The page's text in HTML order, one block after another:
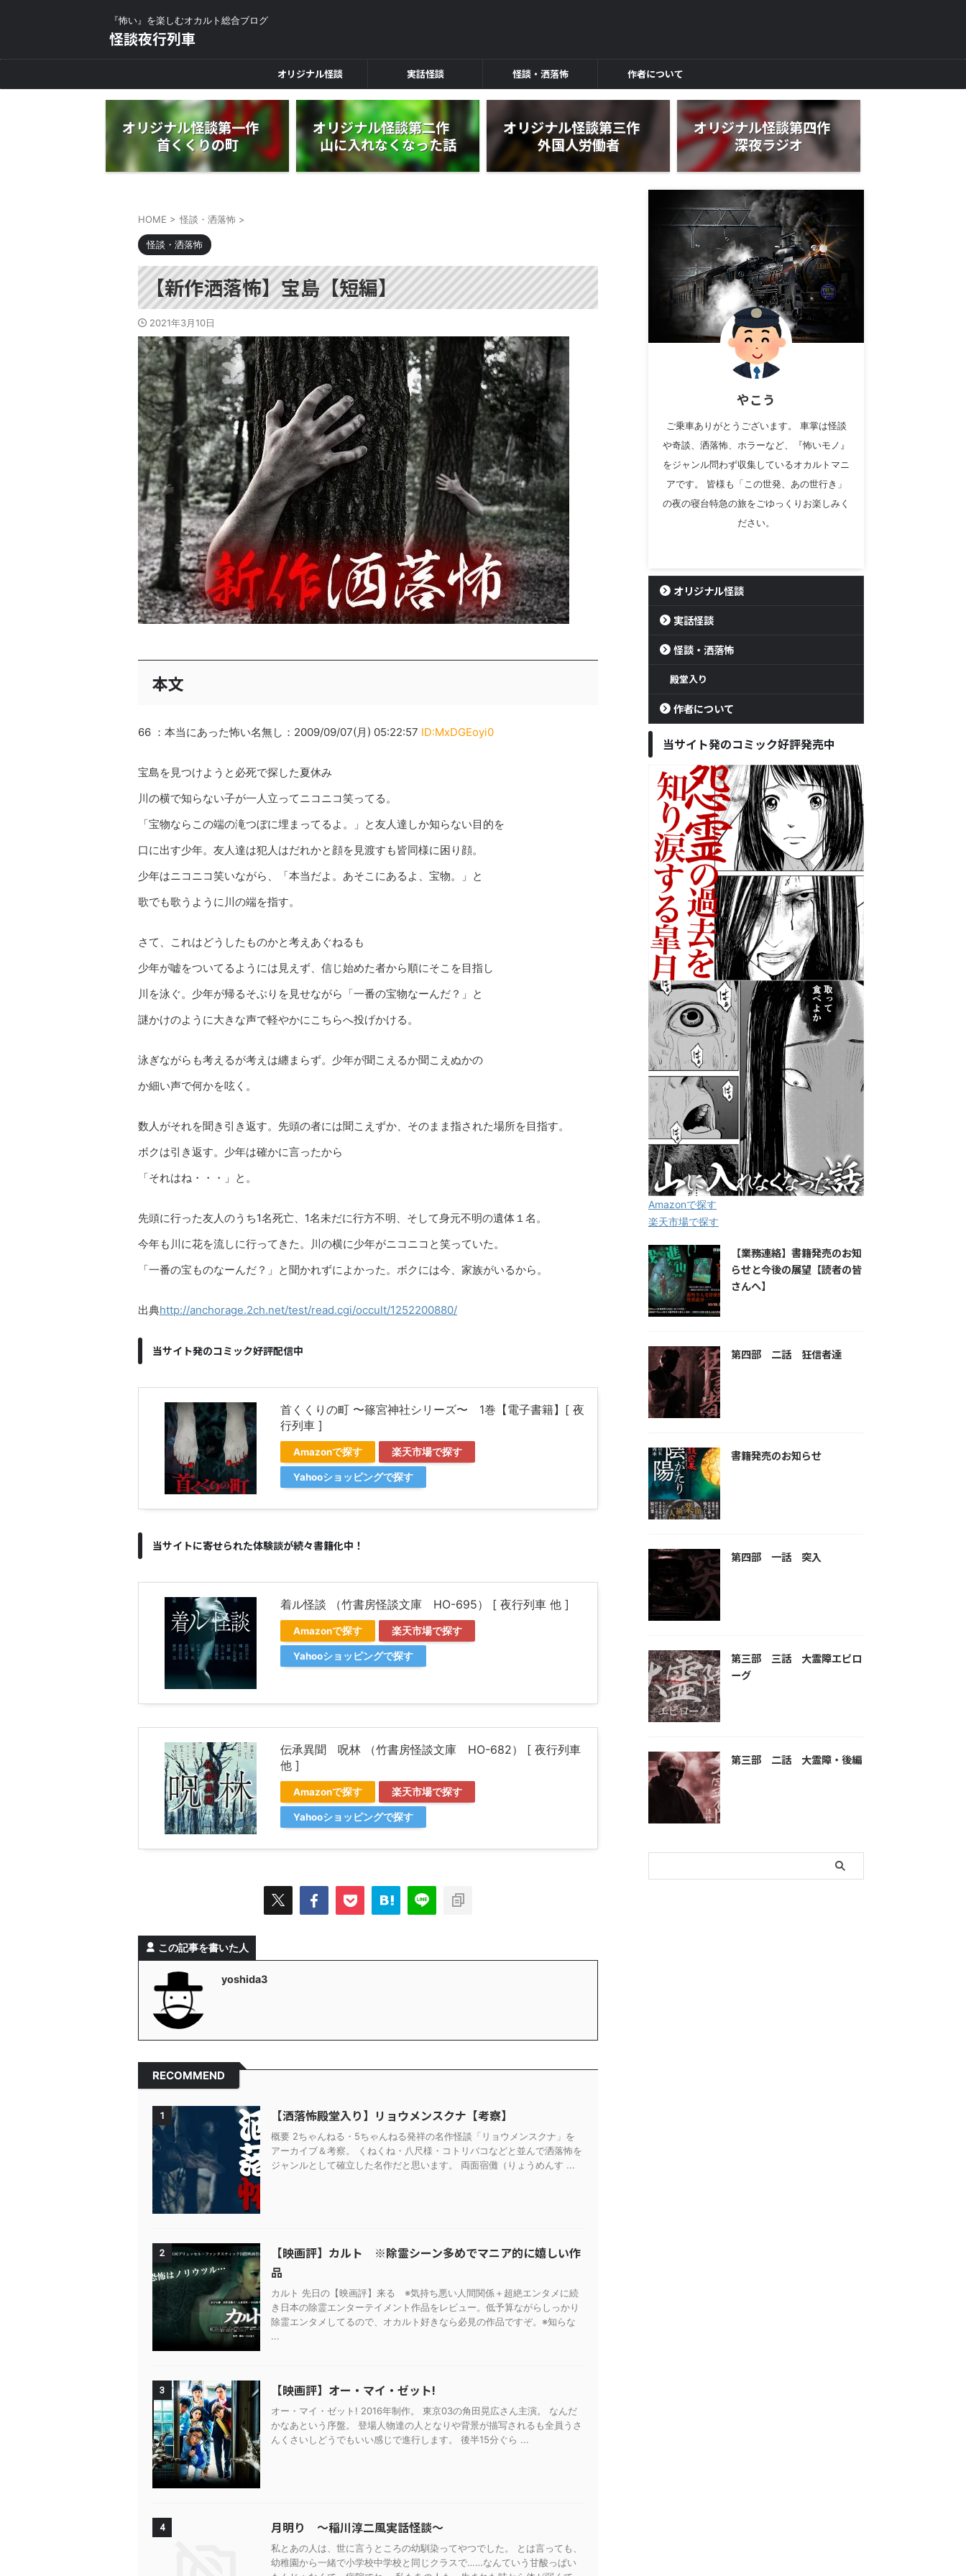
『怖い』を楽しむオカルト総合ブログ
怪談夜行列車
オリジナル怪談 実話怪談 怪談・洒落怖 作者について
オリジナル怪談第一作
首くくりの町
オリジナル怪談第二作
山に入れなくなった話
オリジナル怪談第三作
外国人労働者
オリジナル怪談第四作
深夜ラジオ
HOME > 怪談・洒落怖 >
怪談・洒落怖
【新作洒落怖】宝島【短編】
2021年3月10日
本文
66 ：本当にあった怖い名無し：2009/09/07(月) 05:22:57 ID:MxDGEoyi0
宝島を見つけようと必死で探した夏休み
川の横で知らない子が一人立ってニコニコ笑ってる。
「宝物ならこの端の滝つぼに埋まってるよ。」と友人達しか知らない目的を
口に出す少年。友人達は犯人はだれかと顔を見渡すも皆同様に困り顔。
少年はニコニコ笑いながら、「本当だよ。あそこにあるよ、宝物。」と
歌でも歌うように川の端を指す。
さて、これはどうしたものかと考えあぐねるも
少年が嘘をついてるようには見えず、信じ始めた者から順にそこを目指し
川を泳ぐ。少年が帰るそぶりを見せながら「一番の宝物なーんだ？」と
謎かけのように大きな声で軽やかにこちらへ投げかける。
泳ぎながらも考えるが考えは纏まらず。少年が聞こえるか聞こえぬかの
か細い声で何かを呟く。
数人がそれを聞き引き返す。先頭の者には聞こえずか、そのまま指された場所を目指す。
ボクは引き返す。少年は確かに言ったから
「それはね・・・」と。
先頭に行った友人のうち1名死亡、1名未だに行方不明、そして身元不明の遺体１名。
今年も川に花を流しに行ってきた。川の横に少年がニコニコと笑っていた。
「一番の宝ものなーんだ？」と聞かれずによかった。ボクには今、家族がいるから。
出典http://anchorage.2ch.net/test/read.cgi/occult/1252200880/
当サイト発のコミック好評配信中
首くくりの町 〜篠宮神社シリーズ〜 1巻【電子書籍】[ 夜
行列車 ]
Amazonで探す 楽天市場で探す
Yahooショッピングで探す
当サイトに寄せられた体験談が続々書籍化中！
着ル怪談 （竹書房怪談文庫 HO-695） [ 夜行列車 他 ]
Amazonで探す 楽天市場で探す
Yahooショッピングで探す
伝承異聞 呪林 （竹書房怪談文庫 HO-682） [ 夜行列車
他 ]
Amazonで探す 楽天市場で探す
Yahooショッピングで探す
この記事を書いた人
yoshida3
RECOMMEND
1 【洒落怖殿堂入り】リョウメンスクナ【考察】
概要 2ちゃんねる・5ちゃんねる発祥の名作怪談「リョウメンスクナ」を
アーカイブ＆考察。 くねくね・八尺様・コトリバコなどと並んで洒落怖を
ジャンルとして確立した名作だと思います。 両面宿儺（りょうめんす ...
2
【映画評】カルト ※除霊シーン多めでマニア的に嬉しい作
品
カルト 先日の【映画評】来る ※気持ち悪い人間関係＋超絶エンタメに続
き日本の除霊エンターテイメント作品をレビュー。低予算ながらしっかり
除霊エンタメしてるので、オカルト好きなら必見の作品ですぞ。※知らな
...
3 【映画評】オー・マイ・ゼット!
オー・マイ・ゼット! 2016年制作。 東京03の角田晃広さん主演。 なんだ
かなあという序盤。 登場人物達の人となりや背景が描写されるも全員うさ
んくさいしどうでもいい感じで進行します。 後半15分ぐら ...
4 月明り ～稲川淳二風実話怪談～
私とあの人は、世に言うところの幼馴染ってやつでした。 とは言っても、
幼稚園から一緒で小学校中学校と同じクラスで……なんていう甘酸っぱい
やこう
ご乗車ありがとうございます。 車掌は怪談
や奇談、洒落怖、ホラーなど、『怖いモノ』
をジャンル問わず収集しているオカルトマニ
アです。 皆様も「この世発、あの世行き」
の夜の寝台特急の旅をごゆっくりお楽しみく
ださい。
オリジナル怪談
実話怪談
怪談・洒落怖
殿堂入り
作者について
当サイト発のコミック好評発売中
Amazonで探す
楽天市場で探す
【業務連絡】書籍発売のお知
らせと今後の展望【読者の皆
さんへ】
第四部 二話 狂信者達
書籍発売のお知らせ
第四部 一話 突入
第三部 三話 大霊障エピロ
ーグ
第三部 二話 大霊障・後編